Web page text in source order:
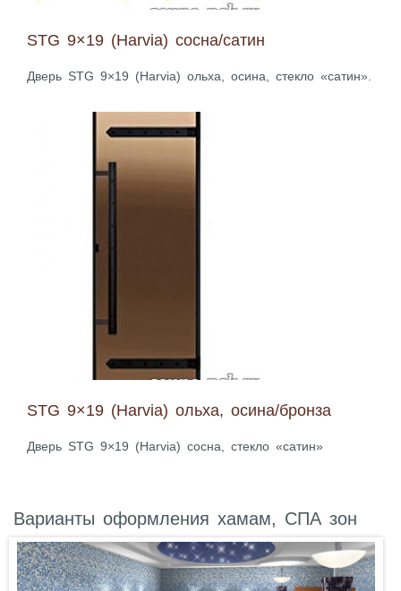
STG 9×19 (Harvia) сосна/сатин
Дверь STG 9×19 (Harvia) ольха, осина, стекло «сатин».
STG 9×19 (Harvia) ольха, осина/бронза
Дверь STG 9×19 (Harvia) сосна, стекло «сатин»
Варианты оформления хамам, СПА зон